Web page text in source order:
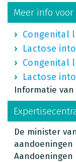
Meer info voor
Congenital
Lactose
Congenital
Lactose
Informatie
De minister
aandoeningen
Aandoeningen